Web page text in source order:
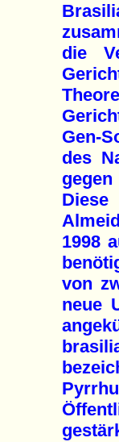
die
Gen-
des
1998
von
neue